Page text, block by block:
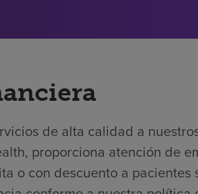
de alta calidad a
proporciona atención de
o con descuento a pacientes